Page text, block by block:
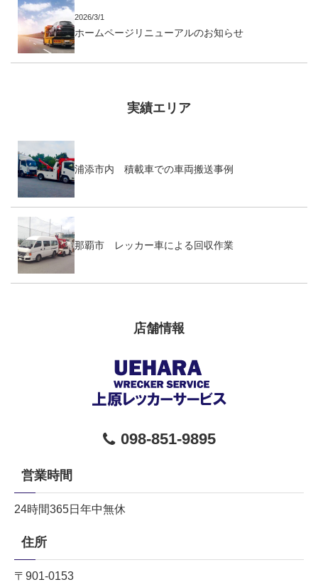
2026/3/1
ホームページリニューアルのお知らせ
実績エリア
浦添市内 積載車での車両搬送事例
那覇市 レッカー車による回収作業
店舗情報
098-851-9895
営業時間
24時間365日年中無休
住所
〒901-0153